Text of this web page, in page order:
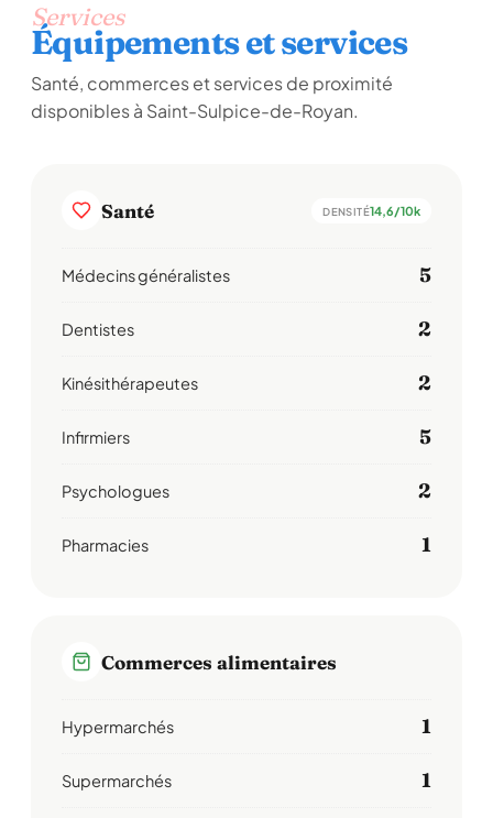
Services
Équipements et services
Santé, commerces et services de proximité
disponibles à Saint-Sulpice-de-Royan.
Santé DENSITÉ14,6/10k
Médecins généralistes 5
Dentistes 2
Kinésithérapeutes 2
Infirmiers 5
Psychologues 2
Pharmacies 1
Commerces alimentaires
Hypermarchés 1
Supermarchés 1